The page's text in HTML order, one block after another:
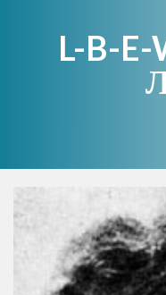
L-B-